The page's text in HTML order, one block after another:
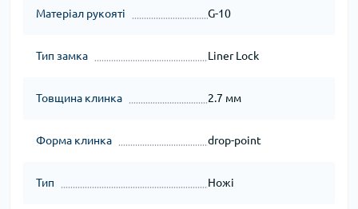
Матеріал рукояті G-10
Тип замка Liner Lock
Товщина клинка 2.7 мм
Форма клинка drop-point
Тип Ножі